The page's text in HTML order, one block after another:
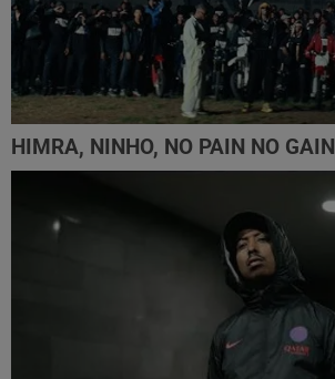
HIMRA, NINHO, NO PAIN NO